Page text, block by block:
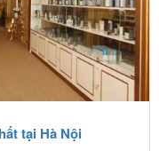
tại Hà Nội